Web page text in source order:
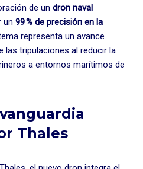
de un dron naval
un 99 % de precisión en la
representa un avance
las tripulaciones al reducir la
a entornos marítimos de
Thales